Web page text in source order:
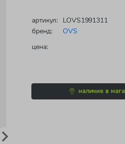
артикул: LOVS1991311
бренд:
OVS
цена:
наличие в